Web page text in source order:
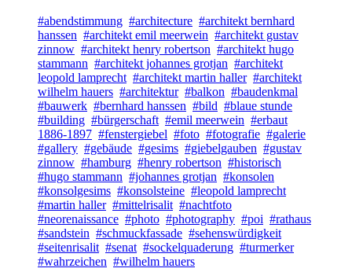
#abendstimmung #architecture #architekt bernhard
hanssen #architekt emil meerwein #architekt gustav
zinnow #architekt henry robertson #architekt hugo
stammann #architekt johannes grotjan #architekt
leopold lamprecht #architekt martin haller #architekt
wilhelm hauers #architektur #balkon #baudenkmal
#bauwerk #bernhard hanssen #bild #blaue stunde
#building #bürgerschaft #emil meerwein #erbaut
1886-1897 #fenstergiebel #foto #fotografie #galerie
#gallery #gebäude #gesims #giebelgauben #gustav
zinnow #hamburg #henry robertson #historisch
#hugo stammann #johannes grotjan #konsolen
#konsolgesims #konsolsteine #leopold lamprecht
#martin haller #mittelrisalit #nachtfoto
#neorenaissance #photo #photography #poi #rathaus
#sandstein #schmuckfassade #sehenswürdigkeit
#seitenrisalit #senat #sockelquaderung #turmerker
#wahrzeichen #wilhelm hauers